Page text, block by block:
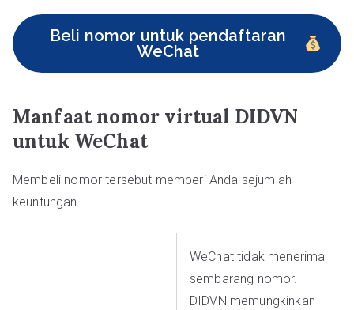
Beli nomor untuk pendaftaran
WeChat
Manfaat nomor virtual DIDVN
untuk WeChat
Membeli nomor tersebut memberi Anda sejumlah
keuntungan.
WeChat tidak menerima
sembarang nomor.
DIDVN memungkinkan